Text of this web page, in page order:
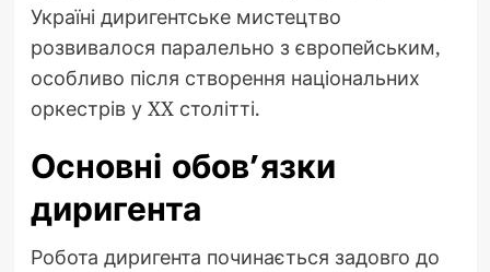
Україні диригентське мистецтво
розвивалося паралельно з європейським,
особливо після створення національних
оркестрів у XX столітті.
Основні обов’язки
диригента
Робота диригента починається задовго до